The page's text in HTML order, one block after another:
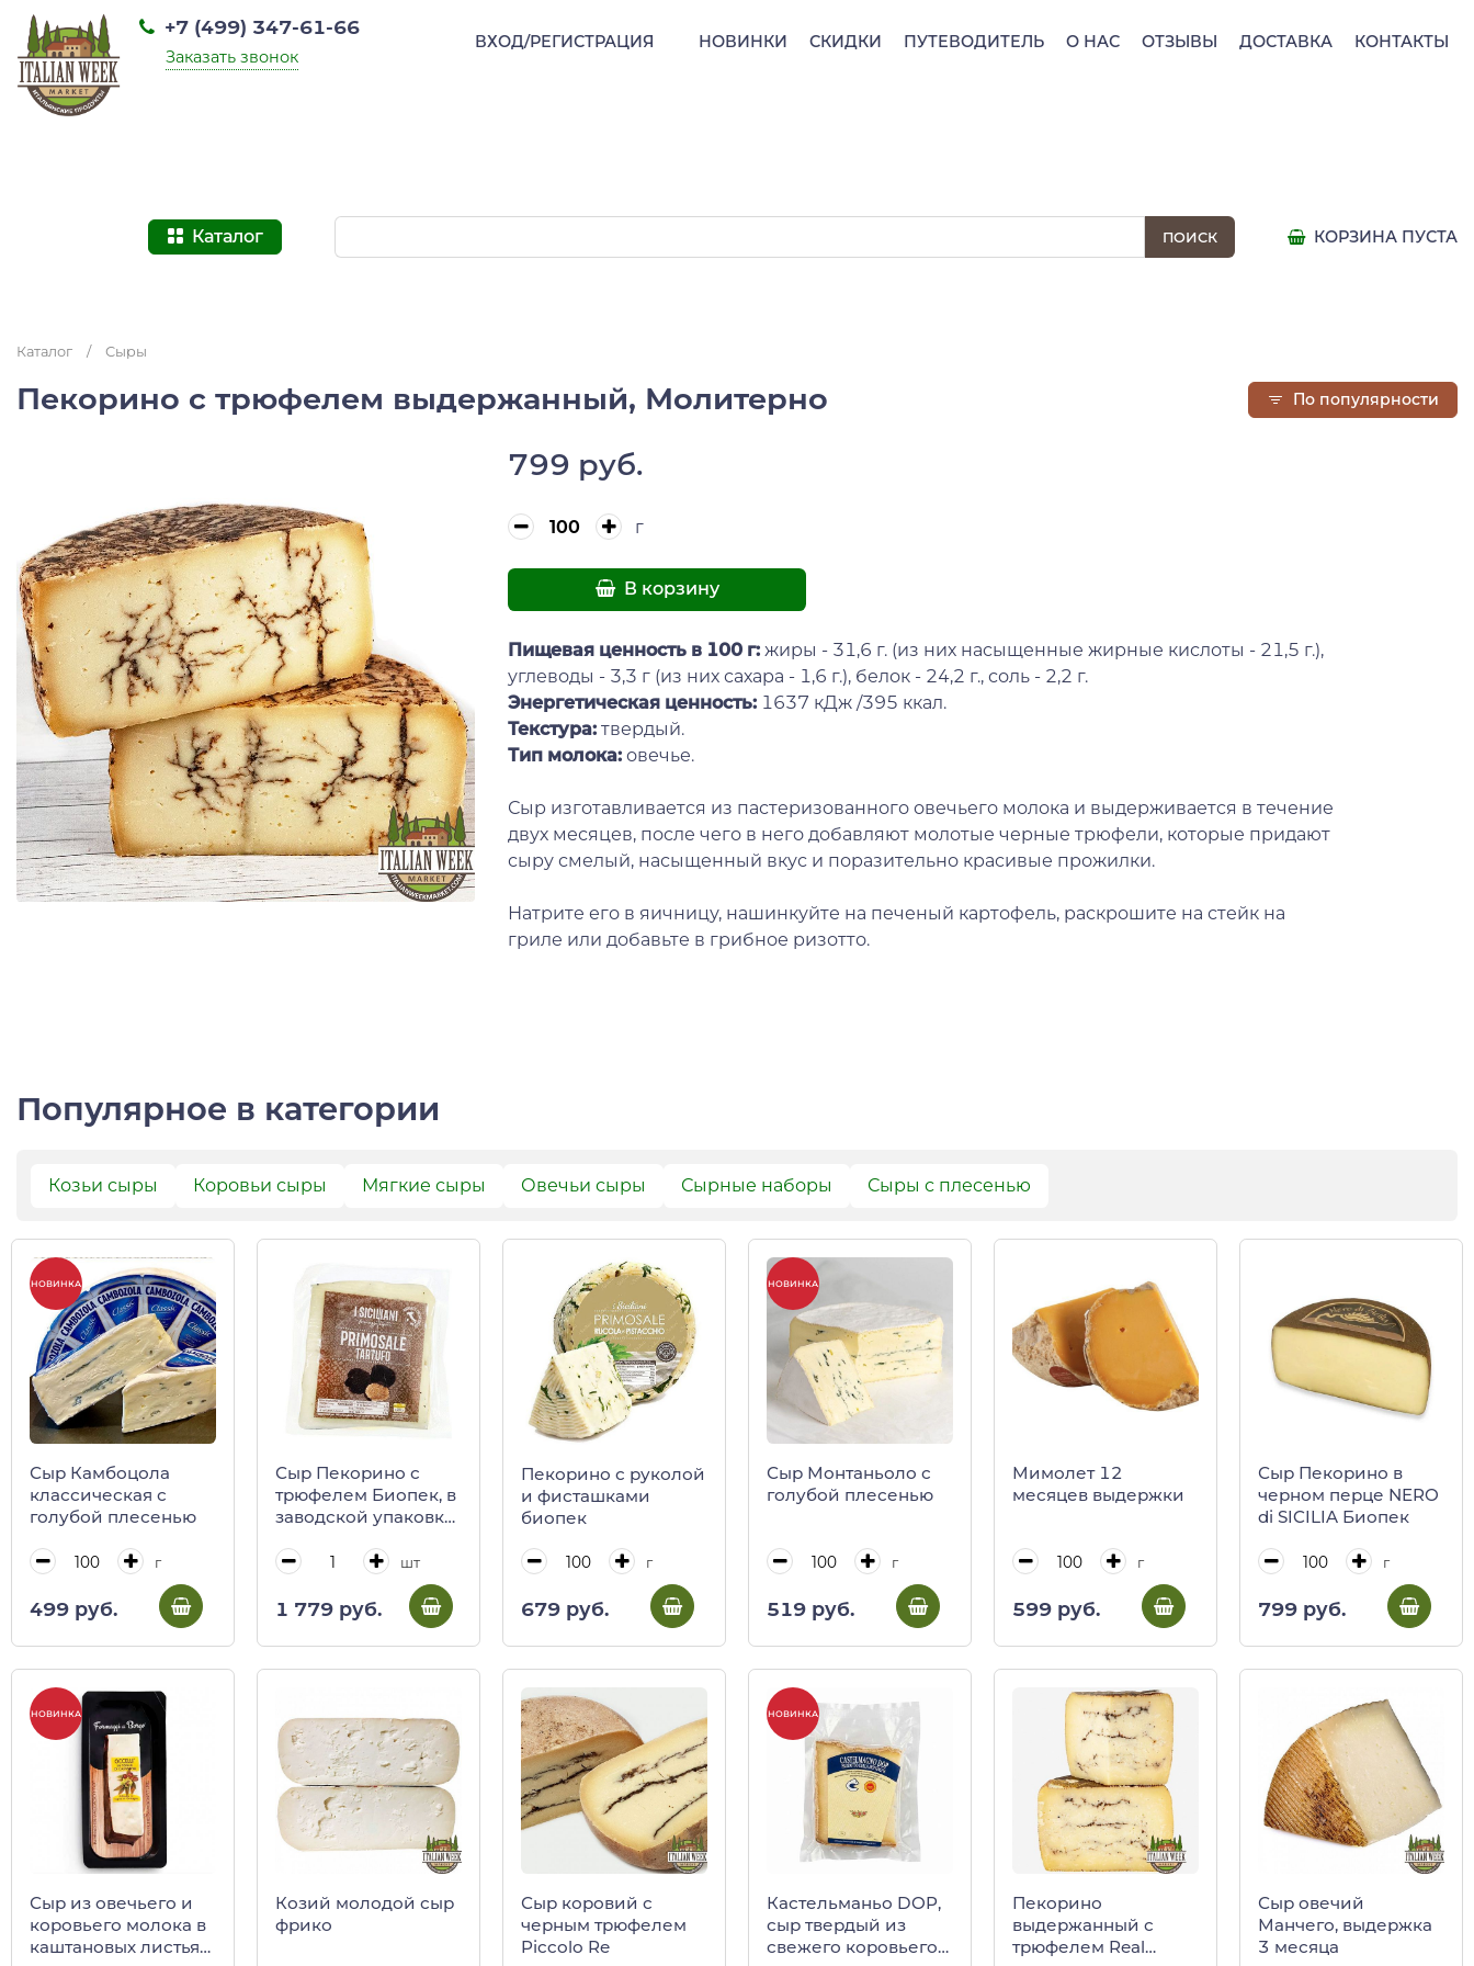
НОВИНКИ СКИДКИ ПУТЕВОДИТЕЛЬ О НАС ОТЗЫВЫ ДОСТАВКА КОНТАКТЫ
+7 (499) 347-61-66
Заказать звонок
ВХОД/РЕГИСТРАЦИЯ
Каталог КОРЗИНА ПУСТА
Каталог / Сыры
Пекорино с трюфелем выдержанный, Молитерно
799 руб.
г
В корзину
Пищевая ценность в 100 г: жиры - 31,6 г. (из них насыщенные жирные кислоты - 21,5 г.),
углеводы - 3,3 г (из них сахара - 1,6 г.), белок - 24,2 г., соль - 2,2 г.
Энергетическая ценность: 1637 кДж /395 ккал.
Текстура: твердый.
Тип молока: овечье.
Сыр изготавливается из пастеризованного овечьего молока и выдерживается в течение
двух месяцев, после чего в него добавляют молотые черные трюфели, которые придают
сыру смелый, насыщенный вкус и поразительно красивые прожилки.
Натрите его в яичницу, нашинкуйте на печеный картофель, раскрошите на стейк на
гриле или добавьте в грибное ризотто.
Популярное в категории
По популярности
Козьи сыры Коровьи сыры Мягкие сыры Овечьи сыры Сырные наборы Сыры с плесенью
НОВИНКА
Сыр Камбоцола
классическая с
голубой плесенью
г
499 руб.
Сыр Пекорино с
трюфелем Биопек, в
заводской упаковке,
шт
1 779 руб.
Пекорино с руколой
и фисташками
биопек
г
679 руб.
НОВИНКА
Сыр Монтаньоло с
голубой плесенью
г
519 руб.
Мимолет 12
месяцев выдержки
г
599 руб.
Сыр Пекорино в
черном перце NERO
di SICILIA Биопек
г
799 руб.
НОВИНКА
Сыр из овечьего и
коровьего молока в
каштановых листьях,
Козий молодой сыр
фрико
Сыр коровий с
черным трюфелем
Piccolo Re
НОВИНКА
Кастельманьо DOP,
сыр твердый из
свежего коровьего
Пекорино
выдержанный с
трюфелем Real
Сыр овечий
Манчего, выдержка
3 месяца